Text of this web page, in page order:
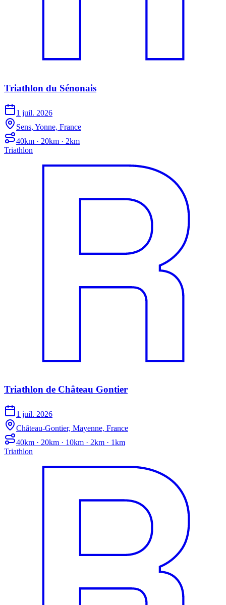
Triathlon du Sénonais
1 juil. 2026
Sens, Yonne, France
40km · 20km · 2km
Triathlon
Triathlon de Château Gontier
1 juil. 2026
Château-Gontier, Mayenne, France
40km · 20km · 10km · 2km · 1km
Triathlon